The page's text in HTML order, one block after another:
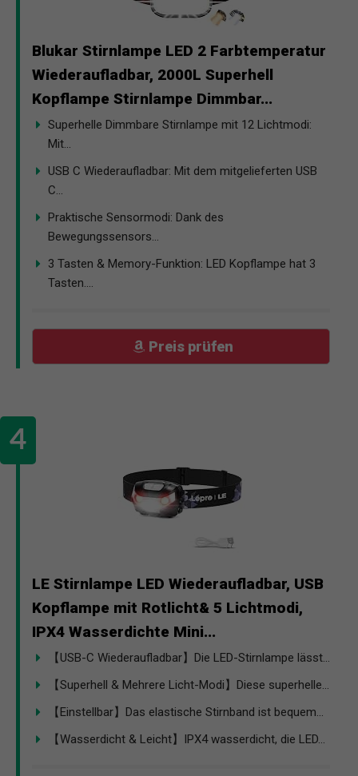
Blukar Stirnlampe LED 2 Farbtemperatur
Wiederaufladbar, 2000L Superhell
Kopflampe Stirnlampe Dimmbar...
Superhelle Dimmbare Stirnlampe mit 12 Lichtmodi:
Mit...
USB C Wiederaufladbar: Mit dem mitgelieferten USB
C...
Praktische Sensormodi: Dank des
Bewegungssensors...
3 Tasten & Memory-Funktion: LED Kopflampe hat 3
Tasten....
Preis prüfen
LE Stirnlampe LED Wiederaufladbar, USB
Kopflampe mit Rotlicht& 5 Lichtmodi,
IPX4 Wasserdichte Mini...
【USB-C Wiederaufladbar】Die LED-Stirnlampe lässt...
【Superhell & Mehrere Licht-Modi】Diese superhelle...
【Einstellbar】Das elastische Stirnband ist bequem...
【Wasserdicht & Leicht】IPX4 wasserdicht, die LED...